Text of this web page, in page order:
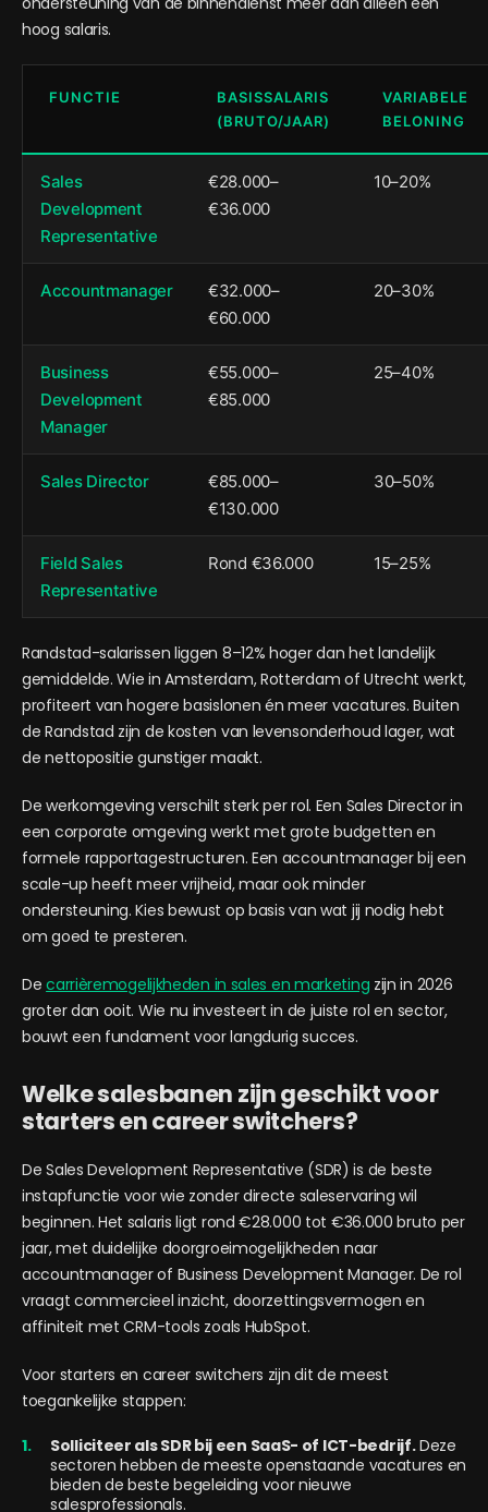
hoog salaris.
FUNCTIE
BASISSALARIS
(BRUTO/JAAR)
VARIABELE
BELONING
Sales
Development
Representative
€28.000–
€36.000
10–20%
Accountmanager
€32.000–
€60.000
20–30%
Business
Development
Manager
€55.000–
€85.000
25–40%
Sales Director
€85.000–
€130.000
30–50%
Field Sales
Representative
Rond €36.000 15–25%
Randstad-salarissen liggen 8–12% hoger dan het landelijk
gemiddelde. Wie in Amsterdam, Rotterdam of Utrecht werkt,
profiteert van hogere basislonen én meer vacatures. Buiten
de Randstad zijn de kosten van levensonderhoud lager, wat
de nettopositie gunstiger maakt.
De werkomgeving verschilt sterk per rol. Een Sales Director in
een corporate omgeving werkt met grote budgetten en
formele rapportagestructuren. Een accountmanager bij een
scale-up heeft meer vrijheid, maar ook minder
ondersteuning. Kies bewust op basis van wat jij nodig hebt
om goed te presteren.
Decarrièremogelijkheden in sales en marketing zijn in 2026
groter dan ooit. Wie nu investeert in de juiste rol en sector,
bouwt een fundament voor langdurig succes.
Welke salesbanen zijn geschikt voor
starters en career switchers?
De Sales Development Representative (SDR) is de beste
instapfunctie voor wie zonder directe saleservaring wil
beginnen. Het salaris ligt rond €28.000 tot €36.000 bruto per
jaar, met duidelijke doorgroeimogelijkheden naar
accountmanager of Business Development Manager. De rol
vraagt commercieel inzicht, doorzettingsvermogen en
affiniteit met CRM-tools zoals HubSpot.
Voor starters en career switchers zijn dit de meest
toegankelijke stappen:
Solliciteer als SDR bij een SaaS- of ICT-bedrijf.Deze
sectoren hebben de meeste openstaande vacatures en
bieden de beste begeleiding voor nieuwe
salesprofessionals.